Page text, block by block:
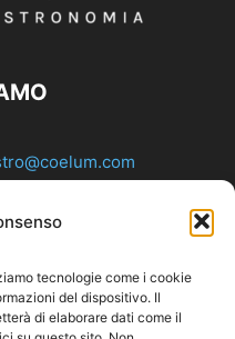
tecnologie come i cookie
del dispositivo. Il
di elaborare dati come il